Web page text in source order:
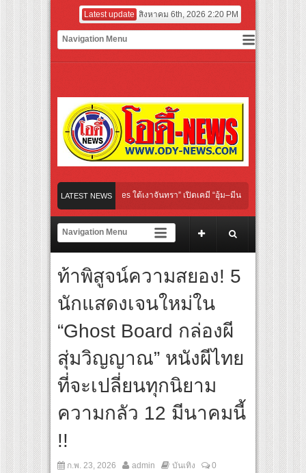
Latest update สิงหาคม 6th, 2026 2:20 PM
LATEST NEWS
“Under Her Rules ใต้เงาจันทรา” เปิดเคมี “อุ้ม–มีนา” ประกบคู่ครั้งสำคัญ ชวน
ไทย “เลิกอาย เลิกเงียบ เลิกชะล่าใจ” เรื่อง HPV ในแคมเปญ “HPV ไม่เป็นไร…ไม่ได้”
กเสียงเชียร์ สู่ทีมชาติไทย ชวนแฟนลูกยางใกล้ชิดนักตบสาวทีมชาติไทย 15 ส.ค.นี้
ฝาผนังระดับโลก “ปู่ม่านย่าม่าน” เรียนรู้นวัตกรรมผักเชียงดาใน “หอมแผ่นดินฯ”
ร์ฟอร์มยักษ์ ‘คุณยายวรนาฏ’ (INHERIT) เตรียมคายตะขาบหนังไทยในรอบปฐมทัศน์โ
สุดชีวิต โกนหัวรับบทแม่ชี นำทีมนักแสดงประชันความสยอง!
“Under Her Rules ใต้เงาจันทรา” เปิดเคมี “อุ้ม–มีนา” ประกบคู่ครั้งสำคัญ ชวน
ท้าพิสูจน์ความสยอง! 5
นักแสดงเจนใหม่ใน
“Ghost Board กล่องผี
สุ่มวิญญาณ” หนังผีไทย
ที่จะเปลี่ยนทุกนิยาม
ความกลัว 12 มีนาคมนี้
!!
ก.พ. 23, 2026 admin บันเทิง 0